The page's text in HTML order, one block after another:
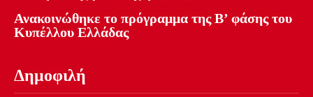
Ανακοινώθηκε το πρόγραμμα της Β’ φάσης του
Κυπέλλου Ελλάδας
Δημοφιλή